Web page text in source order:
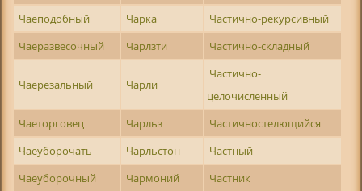
Чаеподобный
Чарка
Частично-рекурсивный
Чаеразвесочный
Чарлзти Частично-складный
Чаерезальный Чарли
Частично-
целочисленный
Чаеторговец
Чарльз
Частичностелющийся
Чаеуборочать
Чарльстон
Частный
Чаеуборочный
Чармоний Частник